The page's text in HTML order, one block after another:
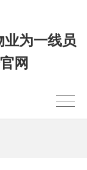
业为一线员
网